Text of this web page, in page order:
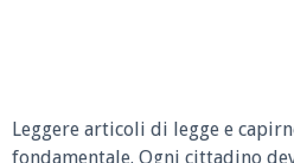
Leggere articoli di legge e
fondamentale. Ogni cittadino